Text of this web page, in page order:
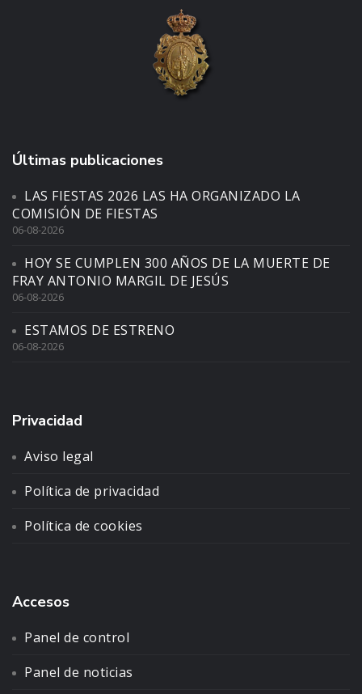
Últimas publicaciones
LAS FIESTAS 2026 LAS HA ORGANIZADO LA
COMISIÓN DE FIESTAS
06-08-2026
HOY SE CUMPLEN 300 AÑOS DE LA MUERTE DE
FRAY ANTONIO MARGIL DE JESÚS
06-08-2026
ESTAMOS DE ESTRENO
06-08-2026
Privacidad
Aviso legal
Política de privacidad
Política de cookies
Accesos
Panel de control
Panel de noticias